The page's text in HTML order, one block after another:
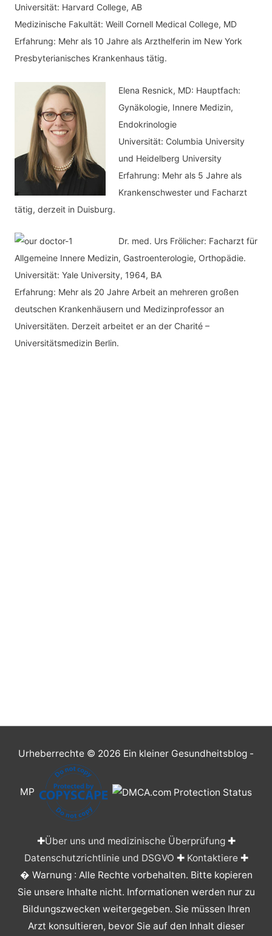
:r
i
Universität: Harvard College, AB
Medizinische Fakultät: Weill Cornell Medical College, MD
Erfahrung: Mehr als 10 Jahre als Arzthelferin im New York
Presbyterianisches Krankenhaus tätig.
Elena Resnick, MD: Hauptfach:
Gynäkologie, Innere Medizin,
Endokrinologie
Universität: Columbia University
und Heidelberg University
Erfahrung: Mehr als 5 Jahre als
Krankenschwester und Facharzt
tätig, derzeit in Duisburg.
Dr. med. Urs Frölicher: Facharzt für
Allgemeine Innere Medizin, Gastroenterologie, Orthopädie.
Universität: Yale University, 1964, BA
Erfahrung: Mehr als 20 Jahre Arbeit an mehreren großen
deutschen Krankenhäusern und Medizinprofessor an
Universitäten. Derzeit arbeitet er an der Charité –
Universitätsmedizin Berlin.
Urheberrechte © 2026 Ein kleiner Gesundheitsblog -
MP
✚Über uns und medizinische Überprüfung✚
Datenschutzrichtlinie und DSGVO ✚ Kontaktiere✚
� Warnung : Alle Rechte vorbehalten. Bitte kopieren
Sie unsere Inhalte nicht. Informationen werden nur zu
Bildungszwecken weitergegeben. Sie müssen Ihren
Arzt konsultieren, bevor Sie auf den Inhalt dieser